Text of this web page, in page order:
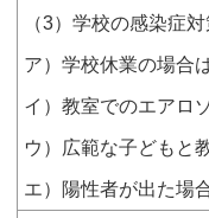
（3）学校の感染症
ア）学校休業の場合
イ）教室でのエアロ
ウ）広範な子どもと
エ）陽性者が出た場